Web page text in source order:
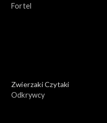
Fortel
Zwierzaki Czytaki
Odkrywcy